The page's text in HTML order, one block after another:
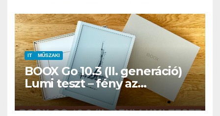
IT MŰSZAKI
BOOX Go 10.3 (II. generáció)
Lumi teszt – fény az
éjszakában, fél könyvtár a
családi csomagban